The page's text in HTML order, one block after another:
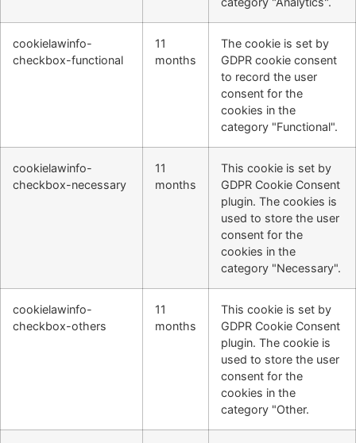
cookielawinfo-
checkbox-functional
11
months
The cookie is set by
GDPR cookie consent
to record the user
consent for the
cookies in the
category "Functional".
cookielawinfo-
checkbox-necessary
11
months
This cookie is set by
GDPR Cookie Consent
plugin. The cookies is
used to store the user
consent for the
cookies in the
category "Necessary".
cookielawinfo-
checkbox-others
11
months
This cookie is set by
GDPR Cookie Consent
plugin. The cookie is
used to store the user
consent for the
cookies in the
category "Other.